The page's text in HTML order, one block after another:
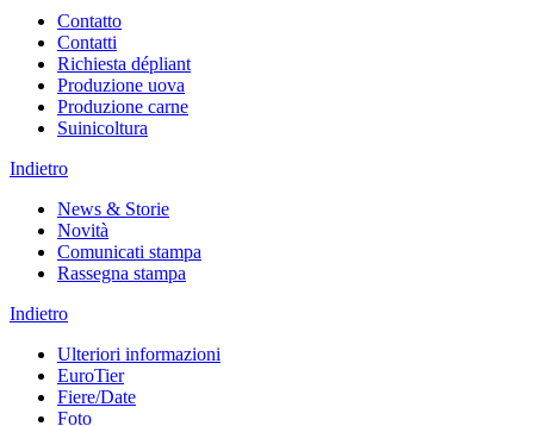
Contatto
Contatti
Richiesta dépliant
Produzione uova
Produzione carne
Suinicoltura
Indietro
News & Storie
Novità
Comunicati stampa
Rassegna stampa
Indietro
Ulteriori informazioni
EuroTier
Fiere/Date
Foto